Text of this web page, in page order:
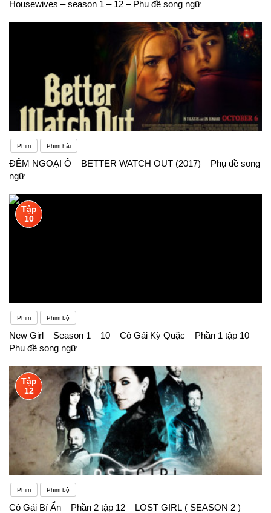
Housewives – season 1 – 12 – Phụ đề song ngữ
Phim Phim hài
ĐÊM NGOẠI Ô – BETTER WATCH OUT (2017) – Phụ đề song
ngữ
Tập
10
Phim Phim bộ
New Girl – Season 1 – 10 – Cô Gái Kỳ Quặc – Phần 1 tập 10 –
Phụ đề song ngữ
Tập
12
Phim Phim bộ
Cô Gái Bí Ẩn – Phần 2 tập 12 – LOST GIRL ( SEASON 2 ) –